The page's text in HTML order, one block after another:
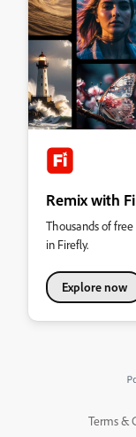
Remix with
Thousands of
in Firefly.
Explore now
Terms &